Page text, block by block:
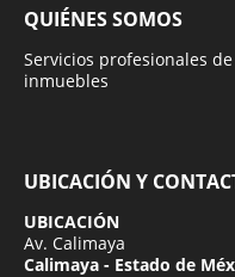
QUIÉNES SOMOS
Servicios profesionales
inmuebles
UBICACIÓN Y
UBICACIÓN
Av. Calimaya
Calimaya - Estado de